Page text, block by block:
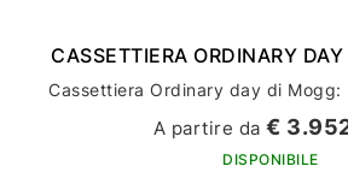
CASSETTIERA ORDINARY
A partire da€
DISPONIBILE